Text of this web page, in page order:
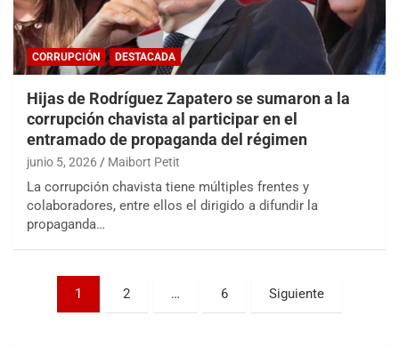
CORRUPCIÓN DESTACADA
Hijas de Rodríguez Zapatero se sumaron a la
corrupción chavista al participar en el
entramado de propaganda del régimen
junio 5, 2026 Maibort Petit
La corrupción chavista tiene múltiples frentes y
colaboradores, entre ellos el dirigido a difundir la
propaganda…
Paginación
1 2 … 6 Siguiente